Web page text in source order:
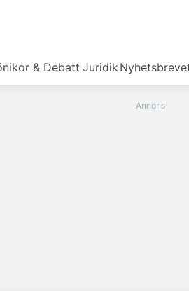
& Debatt Juridik